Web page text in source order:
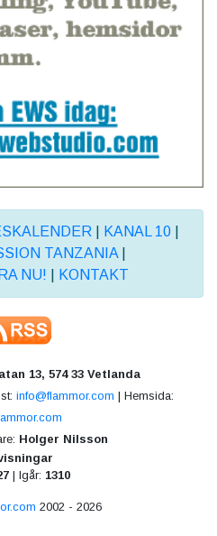
KANAL 10|
TANZANIA|
NU!
KONTAKT
13, 574 33 Vetlanda
info@flammor.com | Hemsida:
Holger Nilsson
| Igår: 1310
2002 - 2026